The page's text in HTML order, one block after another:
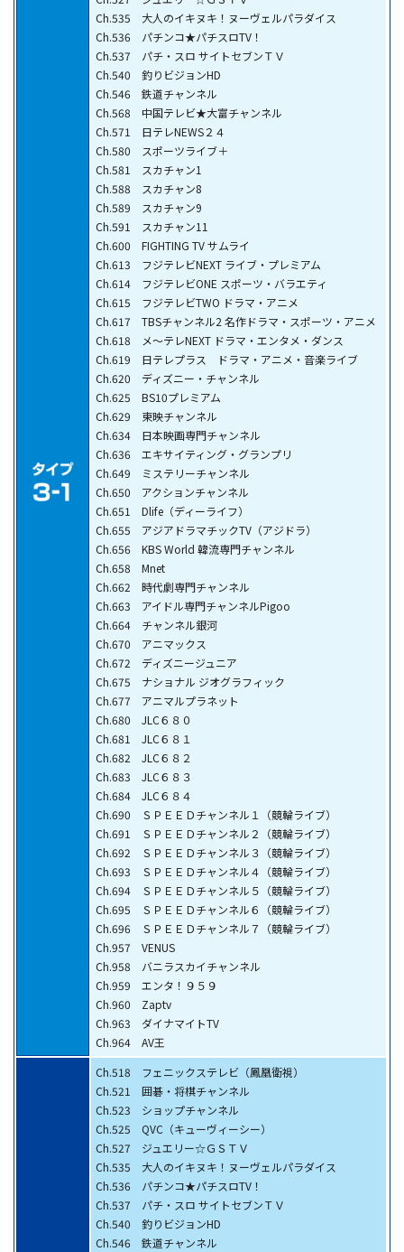
Ch.535 大人のイキヌキ！ヌーヴェルパラダイス
Ch.536 パチンコ★パチスロTV！
Ch.537 パチ・スロ サイトセブンＴＶ
Ch.540 釣りビジョンHD
Ch.546 鉄道チャンネル
Ch.568 中国テレビ★大富チャンネル
Ch.571 日テレNEWS２４
Ch.580 スポーツライブ＋
Ch.581 スカチャン1
Ch.588 スカチャン8
Ch.589 スカチャン9
Ch.591 スカチャン11
Ch.600 FIGHTING TV サムライ
Ch.613 フジテレビNEXT ライブ・プレミアム
Ch.614 フジテレビONE スポーツ・バラエティ
Ch.615 フジテレビTWO ドラマ・アニメ
Ch.617 TBSチャンネル2 名作ドラマ・スポーツ・アニメ
Ch.618 メ～テレNEXT ドラマ・エンタメ・ダンス
Ch.619 日テレプラス ドラマ・アニメ・音楽ライブ
Ch.620 ディズニー・チャンネル
Ch.625 BS10プレミアム
Ch.629 東映チャンネル
Ch.634 日本映画専門チャンネル
Ch.636 エキサイティング・グランプリ
Ch.649 ミステリーチャンネル
Ch.650 アクションチャンネル
Ch.651 Dlife（ディーライフ）
Ch.655 アジアドラマチックTV（アジドラ）
Ch.656 KBS World 韓流専門チャンネル
Ch.658 Mnet
Ch.662 時代劇専門チャンネル
Ch.663 アイドル専門チャンネルPigoo
Ch.664 チャンネル銀河
Ch.670 アニマックス
Ch.672 ディズニージュニア
Ch.675 ナショナル ジオグラフィック
Ch.677 アニマルプラネット
Ch.680 JLC６８０
Ch.681 JLC６８１
Ch.682 JLC６８２
Ch.683 JLC６８３
Ch.684 JLC６８４
Ch.690 ＳＰＥＥＤチャンネル１（競輪ライブ）
Ch.691 ＳＰＥＥＤチャンネル２（競輪ライブ）
Ch.692 ＳＰＥＥＤチャンネル３（競輪ライブ）
Ch.693 ＳＰＥＥＤチャンネル４（競輪ライブ）
Ch.694 ＳＰＥＥＤチャンネル５（競輪ライブ）
Ch.695 ＳＰＥＥＤチャンネル６（競輪ライブ）
Ch.696 ＳＰＥＥＤチャンネル７（競輪ライブ）
Ch.957 VENUS
Ch.958 バニラスカイチャンネル
Ch.959 エンタ！９５９
Ch.960 Zaptv
Ch.963 ダイナマイトTV
Ch.964 AV王
Ch.518 フェニックステレビ（鳳凰衛視）
Ch.521 囲碁・将棋チャンネル
Ch.523 ショップチャンネル
Ch.525 QVC（キューヴィーシー）
Ch.527 ジュエリー☆ＧＳＴＶ
Ch.535 大人のイキヌキ！ヌーヴェルパラダイス
Ch.536 パチンコ★パチスロTV！
Ch.537 パチ・スロ サイトセブンＴＶ
Ch.540 釣りビジョンHD
Ch.546 鉄道チャンネル